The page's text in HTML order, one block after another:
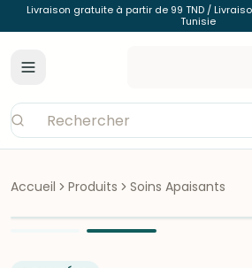
Livraison gratuite à partir de 99 TND /
Tunisie
Accueil Produits Soins Apaisants